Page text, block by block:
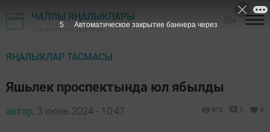
ЧАЛЛЫ ЯҢАЛЫКЛАРЫ
"Шәһри Чаллы" газетасы
ЯҢАЛЫКЛАР ТАСМАСЫ
Яшьлек проспектында юл ябылды
автор, 3 июнь 2024 - 10:47 812 0 0
3 Автоматическое закрытие баннера через